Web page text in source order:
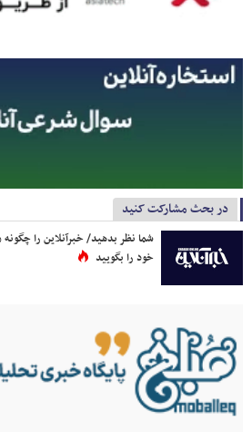
در بحث مشارکت کنید
شما نظر بدهید/ خبرآنلاین را چگونه
خود را بگویید